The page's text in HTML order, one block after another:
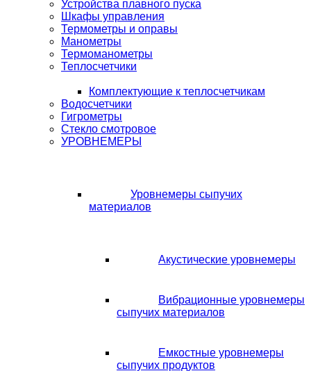
Устройства плавного пуска
Шкафы управления
Термометры и оправы
Манометры
Термоманометры
Теплосчетчики
Комплектующие к теплосчетчикам
Водосчетчики
Гигрометры
Стекло смотровое
УРОВНЕМЕРЫ
Уровнемеры сыпучих
материалов
Акустические уровнемеры
Вибрационные уровнемеры
сыпучих материалов
Емкостные уровнемеры
сыпучих продуктов